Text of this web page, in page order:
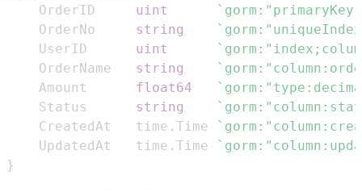
    OrderID
uint
    OrderNo
string
    UserID
uint
    OrderName
string
    Amount
float64
    Status
string
    CreatedAt   time
. Time
    UpdatedAt   time
. Time
}